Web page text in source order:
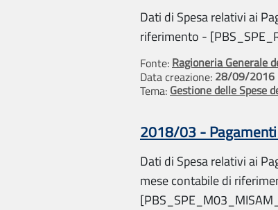
Dati di Spesa relativi ai
riferimento -
Fonte: Ragioneria Generale
Data creazione: 28/09/2016
Tema: Gestione delle Spese
2018/03 -
Dati di Spesa relativi ai
mese contabile di